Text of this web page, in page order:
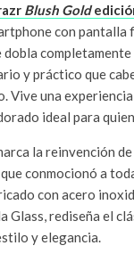
Blush Gold
con pantalla
dobla
y práctico que
Vive una
ideal para
la reinvención
conmocionó a
con acero
Glass, rediseña el
y elegancia.